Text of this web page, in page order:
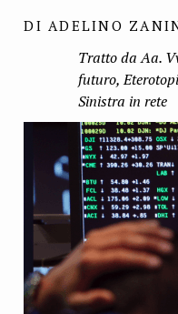
DI ADELINO
Tratto da Aa.
futuro,
Sinistra in rete